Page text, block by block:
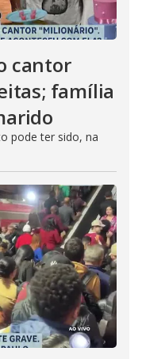
cantor
família
pode ter sido, na